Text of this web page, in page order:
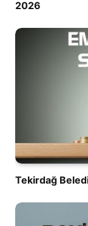
2026
Tekirdağ